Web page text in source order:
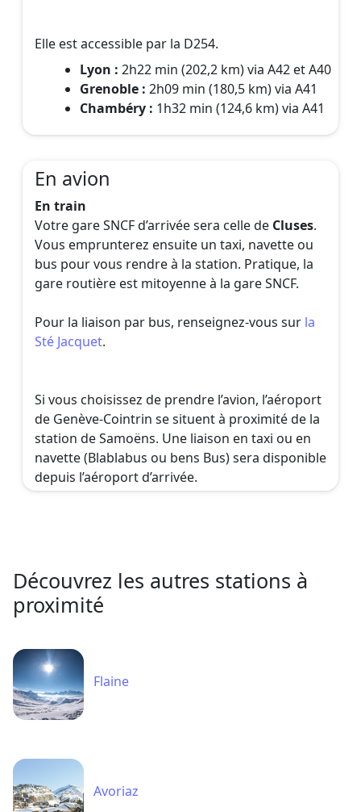
Elle est accessible par la D254.
Lyon : 2h22 min (202,2 km) via A42 et A40
Grenoble : 2h09 min (180,5 km) via A41
Chambéry : 1h32 min (124,6 km) via A41
En avion
En train
Votre gare SNCF d’arrivée sera celle de Cluses.
Vous emprunterez ensuite un taxi, navette ou
bus pour vous rendre à la station. Pratique, la
gare routière est mitoyenne à la gare SNCF.
Pour la liaison par bus, renseignez-vous sur la
Sté Jacquet.
Si vous choisissez de prendre l’avion, l’aéroport
de Genève-Cointrin se situent à proximité de la
station de Samoëns. Une liaison en taxi ou en
navette (Blablabus ou bens Bus) sera disponible
depuis l’aéroport d’arrivée.
Découvrez les autres stations à
proximité
Flaine
Avoriaz